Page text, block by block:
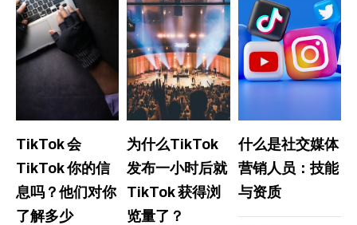
TikTok 会
TikTok 你的信
息吗？他们对你
了解多少
为什么TikTok
发布一小时后就
TikTok 获得浏
览量了？
什么是社交媒体
营销人员：技能
与资质